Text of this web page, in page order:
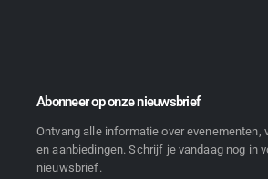
Abonneer op onze nieuwsbrief
Ontvang alle informatie over evenementen,
en aanbiedingen. Schrijf je vandaag nog in
nieuwsbrief.